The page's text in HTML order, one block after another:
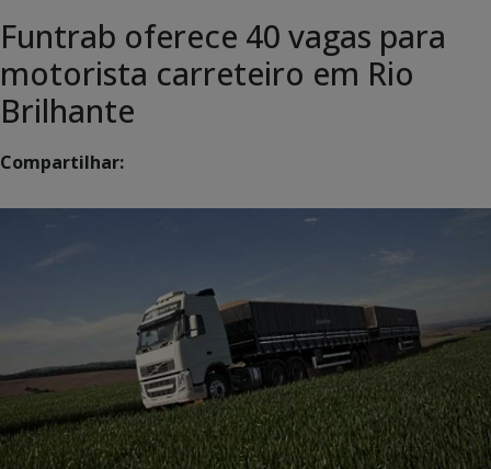
Funtrab oferece 40 vagas para
motorista carreteiro em Rio
Brilhante
Compartilhar: